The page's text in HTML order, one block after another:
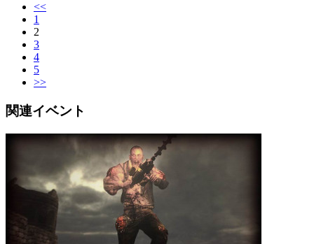
<<
1
2
3
4
5
>>
関連イベント